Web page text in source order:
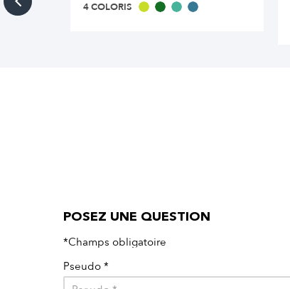
4 COLORIS
POSEZ UNE QUESTION
*Champs obligatoire
Pseudo *